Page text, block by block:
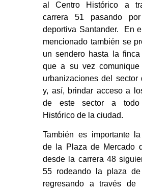
al Centro Histórico a
carrera 51 pasando
deportiva Santander. En
mencionado también se
un sendero hasta la
que a su vez
urbanizaciones del sector
y, así, brindar acceso a
de este sector a
Histórico de la ciudad.
También es importante
de la Plaza de Mercado
desde la carrera 48
55 rodeando la plaza
regresando a través